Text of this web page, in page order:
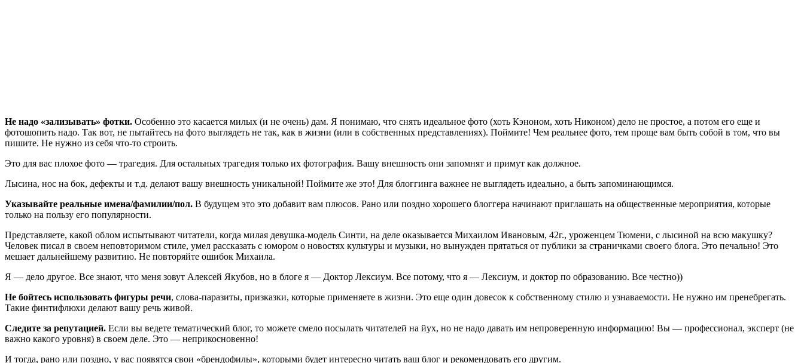
Не надо «зализывать» фотки. Особенно это касается милых (и не очень) дам. Я понимаю, что снять идеальное фото (хоть Кэноном, хоть Никоном) дело не простое, а потом его еще и
фотошопить надо. Так вот, не пытайтесь на фото выглядеть не так, как в жизни (или в собственных представлениях). Поймите! Чем реальнее фото, тем проще вам быть собой в том, что вы
пишите. Не нужно из себя что-то строить.
Это для вас плохое фото — трагедия. Для остальных трагедия только их фотография. Вашу внешность они запомнят и примут как должное.
Лысина, нос на бок, дефекты и т.д. делают вашу внешность уникальной! Поймите же это! Для блоггинга важнее не выглядеть идеально, а быть запоминающимся.
Указывайте реальные имена/фамилии/пол. В будущем это это добавит вам плюсов. Рано или поздно хорошего блоггера начинают приглашать на общественные мероприятия, которые
только на пользу его популярности.
Представляете, какой облом испытывают читатели, когда милая девушка-модель Синти, на деле оказывается Михаилом Ивановым, 42г., уроженцем Тюмени, с лысиной на всю макушку?
Человек писал в своем неповторимом стиле, умел рассказать с юмором о новостях культуры и музыки, но вынужден прятаться от публики за страничками своего блога. Это печально! Это
мешает дальнейшему развитию. Не повторяйте ошибок Михаила.
Я — дело другое. Все знают, что меня зовут Алексей Якубов, но в блоге я — Доктор Лексиум. Все потому, что я — Лексиум, и доктор по образованию. Все честно))
Не бойтесь использовать фигуры речи, слова-паразиты, призказки, которые применяете в жизни. Это еще один довесок к собственному стилю и узнаваемости. Не нужно им пренебрегать.
Такие финтифлюхи делают вашу речь живой.
Следите за репутацией. Если вы ведете тематический блог, то можете смело посылать читателей на йух, но не надо давать им непроверенную информацию! Вы — профессионал, эксперт (не
важно какого уровня) в своем деле. Это — неприкосновенно!
И тогда, рано или поздно, у вас появятся свои «брендофилы», которыми будет интересно читать ваш блог и рекомендовать его другим.